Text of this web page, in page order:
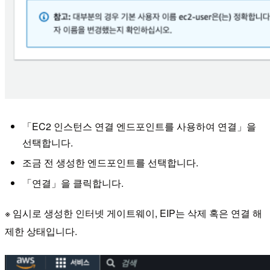
「EC2 인스턴스 연결 엔드포인트를 사용하여 연결」을
선택합니다.
조금 전 생성한 엔드포인트를 선택합니다.
「연결」을 클릭합니다.
※ 임시로 생성한 인터넷 게이트웨이, EIP는 삭제 혹은 연결 해
제한 상태입니다.